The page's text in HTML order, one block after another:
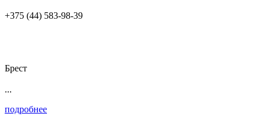
+375 (44) 583-98-39
Брест
...
подробнее